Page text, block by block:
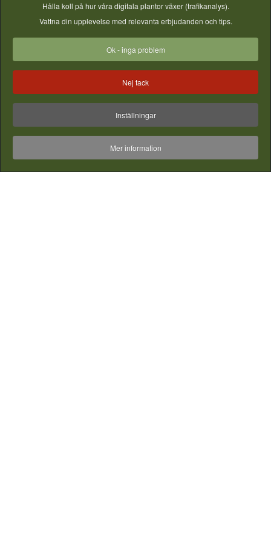
Hålla koll på hur våra digitala plantor växer (trafikanalys).
Vattna din upplevelse med relevanta erbjudanden och tips.
Ok - inga problem
Nej tack
Inställningar
Mer information